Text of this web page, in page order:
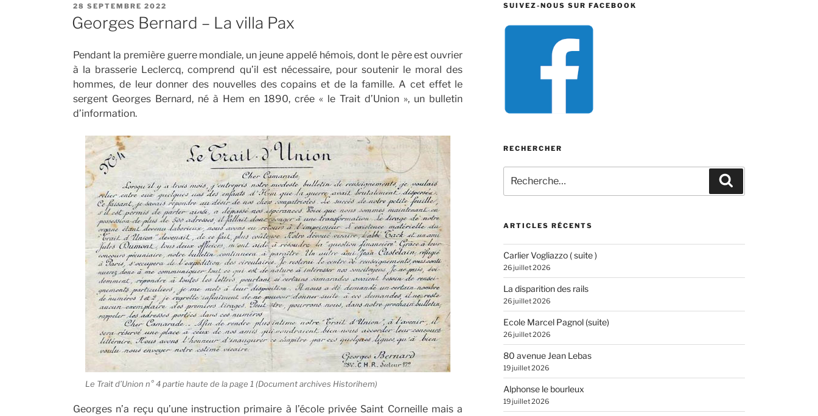
PUBLIÉ
LE
28 SEPTEMBRE 2022
Georges Bernard – La villa Pax
Pendant la première guerre mondiale, un jeune appelé hémois, dont le père est ouvrier
à la brasserie Leclercq, comprend qu’il est nécessaire, pour soutenir le moral des
hommes, de leur donner des nouvelles des copains et de la famille. A cet effet le
sergent Georges Bernard, né à Hem en 1890, crée « le Trait d’Union », un bulletin
d’information.
Le Trait d’Union n° 4 partie haute de la page 1 (Document archives Historihem)
Georges n’a reçu qu’une instruction primaire à l’école privée Saint Corneille mais a
SUIVEZ-NOUS SUR FACEBOOK
RECHERCHER
pour
:
ARTICLES RÉCENTS
Carlier Vogliazzo ( suite )
26 juillet 2026
La disparition des rails
26 juillet 2026
Ecole Marcel Pagnol (suite)
26 juillet 2026
80 avenue Jean Lebas
19 juillet 2026
Alphonse le bourleux
19 juillet 2026